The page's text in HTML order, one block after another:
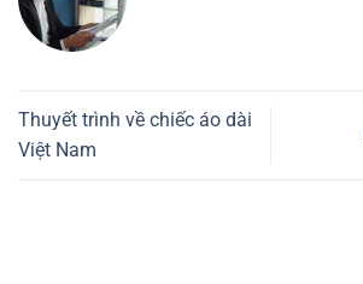
Thuyết trình về chiếc áo dài
Việt Nam